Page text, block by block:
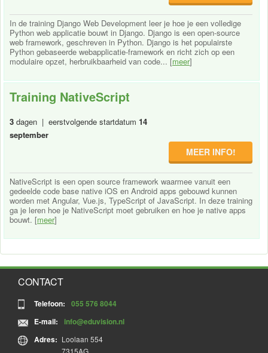
In de training Django Web Development leer je hoe je een volledige
Python web applicatie bouwt in Django. Django is een open-source
web framework, geschreven in Python. Django is het populairste
Python gebaseerde webapplicatie-framework en richt zich op een
modulaire opzet, herbruikbaarheid van code... [meer]
Training NativeScript
3 dagen | eerstvolgende startdatum 14
september
MEER INFO!
NativeScript is een open source framework waarmee vanuit een
gedeelde code base native iOS en Android apps gebouwd kunnen
worden met Angular, Vue.js, TypeScript of JavaScript. In deze training
ga je leren hoe je NativeScript moet gebruiken en hoe je native apps
bouwt. [meer]
CONTACT
Telefoon:
055 576 8044
E-mail:
info@eduvision.nl
Adres: Loolaan 554